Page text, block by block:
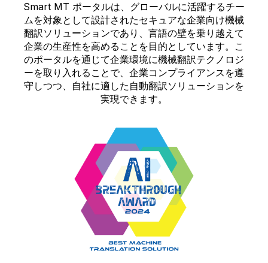
Smart MT ポータルは、グローバルに活躍するチー
ムを対象として設計されたセキュアな企業向け機械
翻訳ソリューションであり、言語の壁を乗り越えて
企業の生産性を高めることを目的としています。こ
のポータルを通じて企業環境に機械翻訳テクノロジ
ーを取り入れることで、企業コンプライアンスを遵
守しつつ、自社に適した自動翻訳ソリューションを
実現できます。